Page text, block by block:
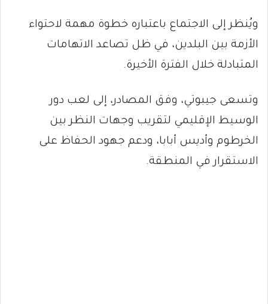
ويُنظر إلى الاجتماع باعتباره خطوة مهمة لاحتواء
الأزمة بين البلدين، في ظل تصاعد الاتهامات
المتبادلة خلال الفترة الأخيرة.
وتسعى جيبوتي، وفق المصادر، إلى لعب دور
الوسيط الإقليمي لتقريب وجهات النظر بين
الخرطوم وأديس أبابا، ودعم جهود الحفاظ على
الاستقرار في المنطقة.